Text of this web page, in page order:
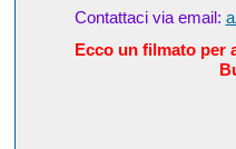
Contattaci via email:
Ecco un filmato per